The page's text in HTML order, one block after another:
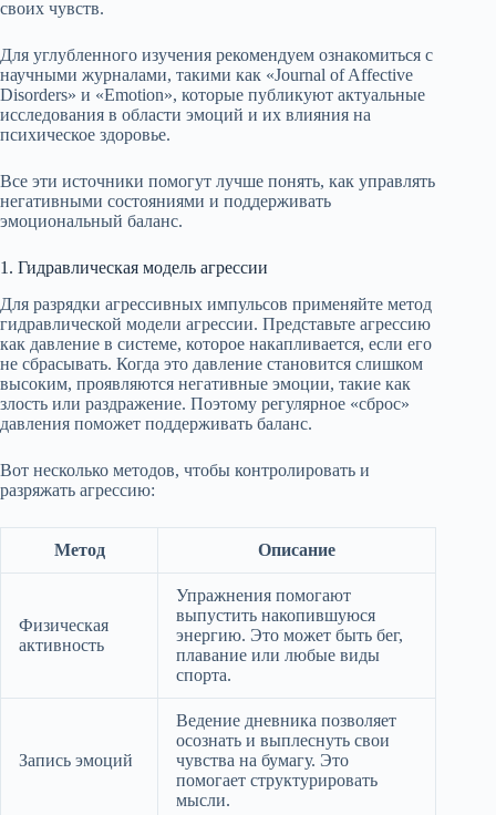
своих чувств.
Для углубленного изучения рекомендуем ознакомиться с
научными журналами, такими как «Journal of Affective
Disorders» и «Emotion», которые публикуют актуальные
исследования в области эмоций и их влияния на
психическое здоровье.
Все эти источники помогут лучше понять, как управлять
негативными состояниями и поддерживать
эмоциональный баланс.
1. Гидравлическая модель агрессии
Для разрядки агрессивных импульсов применяйте метод
гидравлической модели агрессии. Представьте агрессию
как давление в системе, которое накапливается, если его
не сбрасывать. Когда это давление становится слишком
высоким, проявляются негативные эмоции, такие как
злость или раздражение. Поэтому регулярное «сброс»
давления поможет поддерживать баланс.
Вот несколько методов, чтобы контролировать и
разряжать агрессию:
Метод Описание
Физическая
активность
Упражнения помогают
выпустить накопившуюся
энергию. Это может быть бег,
плавание или любые виды
спорта.
Запись эмоций
Ведение дневника позволяет
осознать и выплеснуть свои
чувства на бумагу. Это
помогает структурировать
мысли.